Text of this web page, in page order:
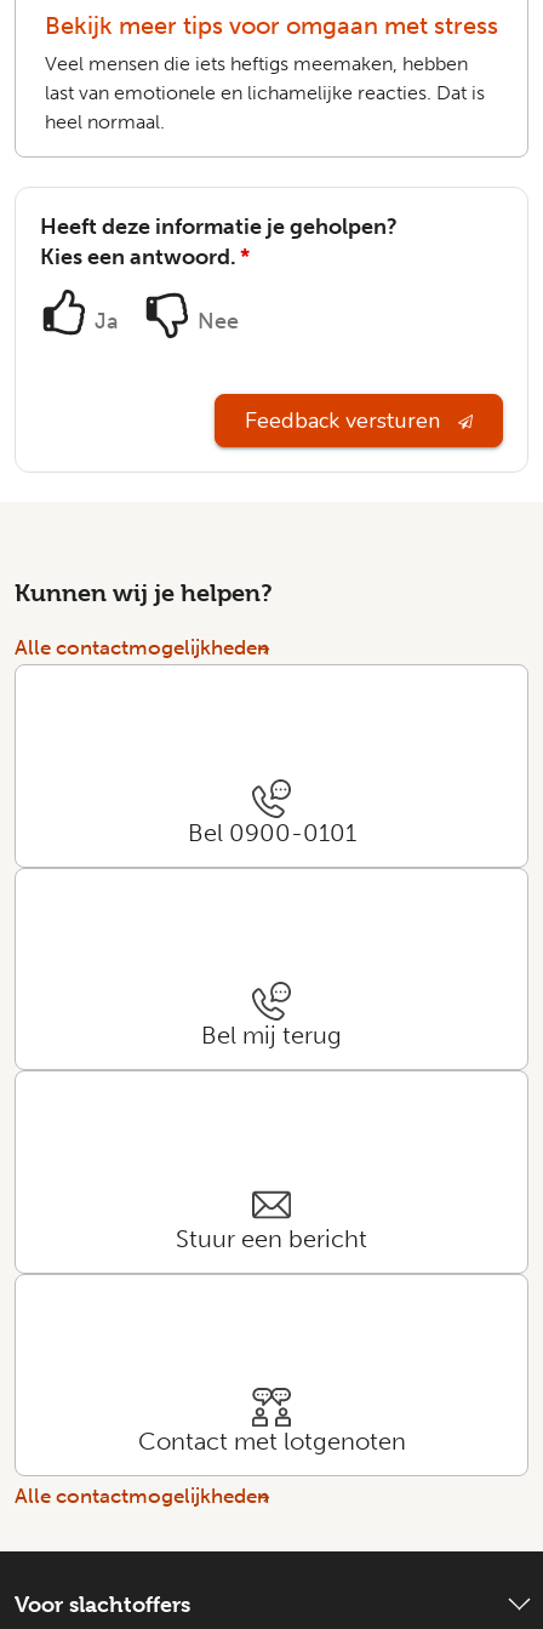
Bekijk meer tips voor omgaan met stress
Veel mensen die iets heftigs meemaken, hebben
last van emotionele en lichamelijke reacties. Dat is
heel normaal.
Heeft deze informatie je geholpen?
Kies een antwoord.*
Ja Nee
Feedback versturen
Kunnen wij je helpen?
Alle contactmogelijkheden
Bel 0900-0101
Bel mij terug
Stuur een bericht
Contact met lotgenoten
Alle contactmogelijkheden
Voor slachtoffers